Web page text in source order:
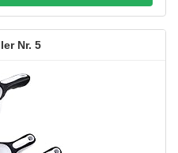
5